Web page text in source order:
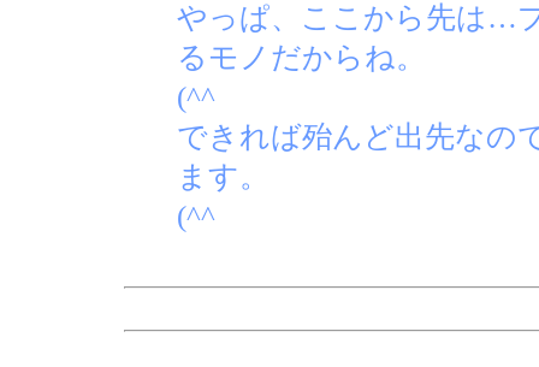
やっぱ、ここから先は…
るモノだからね。
(^^ゞ
できれば殆んど出先なの
ます。
(^^ゞ